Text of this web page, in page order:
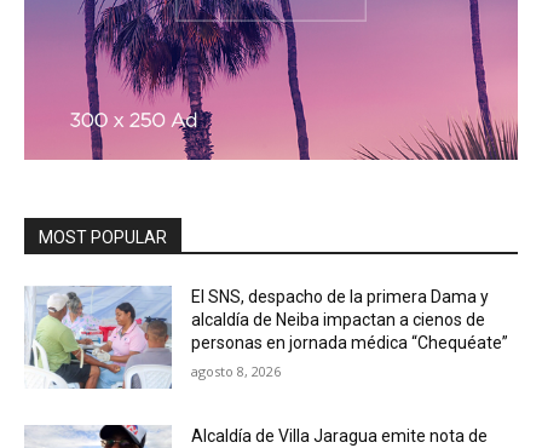
MOST POPULAR
El SNS, despacho de la primera Dama y
alcaldía de Neiba impactan a cienos de
personas en jornada médica “Chequéate”
agosto 8, 2026
Alcaldía de Villa Jaragua emite nota de